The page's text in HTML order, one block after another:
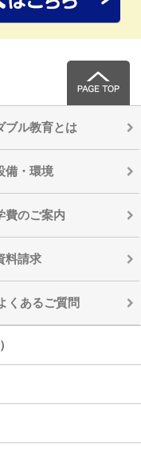
ブル教育とは
備・環境
費のご案内
料請求
くあるご質問